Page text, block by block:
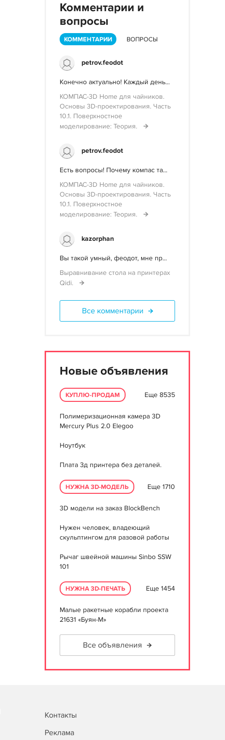
Комментарии и
вопросы
КОММЕНТАРИИ ВОПРОСЫ
petrov.feodot
Конечно актуально! Каждый день...
КОМПАС-3D Home для чайников.
Основы 3D-проектирования. Часть
10.1. Поверхностное
моделирование: Теория.
petrov.feodot
Есть вопросы! Почему компас та...
КОМПАС-3D Home для чайников.
Основы 3D-проектирования. Часть
10.1. Поверхностное
моделирование: Теория.
kazorphan
Вы такой умный, феодот, мне пр...
Выравнивание стола на принтерах
Qidi.
Все комментарии
Новые объявления
КУПЛЮ-ПРОДАМ Еще 8535
Полимеризационная камера 3D
Mercury Plus 2.0 Elegoo
Ноутбук
Плата 3д принтера без деталей.
НУЖНА 3D-МОДЕЛЬ Еще 1710
3D модели на заказ BlockBench
Нужен человек, владеющий
скульптингом для разовой работы
Рычаг швейной машины Sinbo SSW
101
НУЖНА 3D-ПЕЧАТЬ Еще 1454
Малые ракетные корабли проекта
21631 «Буян-М»
Все объявления
Контакты
Реклама